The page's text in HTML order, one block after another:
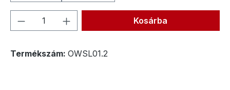
Termékmennyiség: Adja meg a kívánt
Kosárba
Termékszám: OWSL01.2